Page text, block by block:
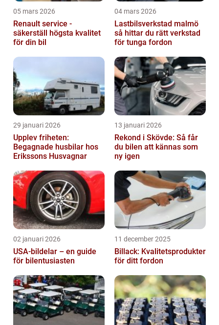
05 mars 2026
Renault service -
säkerställ högsta kvalitet
för din bil
04 mars 2026
Lastbilsverkstad malmö
så hittar du rätt verkstad
för tunga fordon
29 januari 2026
Upplev friheten:
Begagnade husbilar hos
Erikssons Husvagnar
13 januari 2026
Rekond i Skövde: Så får
du bilen att kännas som
ny igen
02 januari 2026
USA-bildelar – en guide
för bilentusiasten
11 december 2025
Billack: Kvalitetsprodukter
för ditt fordon